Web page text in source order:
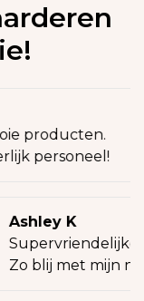
producten.
personeel!
Ashley K
Supervriendelijke
Zo blij met mijn